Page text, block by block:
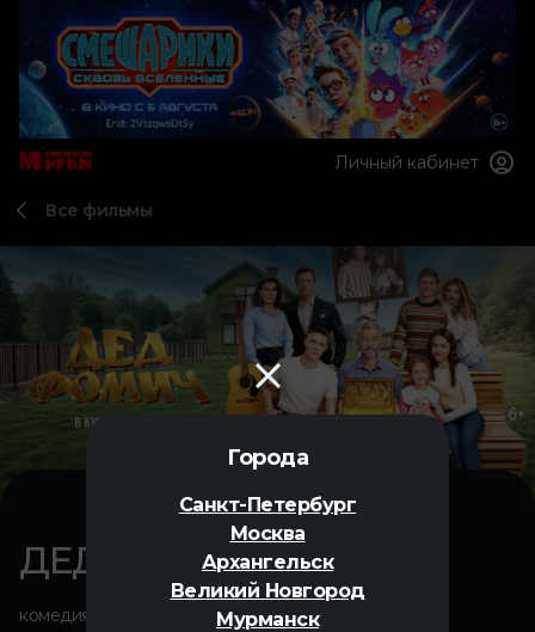
Города
Санкт-Петербург
Москва
Архангельск
Великий Новгород
Мурманск
Личный кабинет
Все фильмы
ДЕД ФОМИЧ
комедия